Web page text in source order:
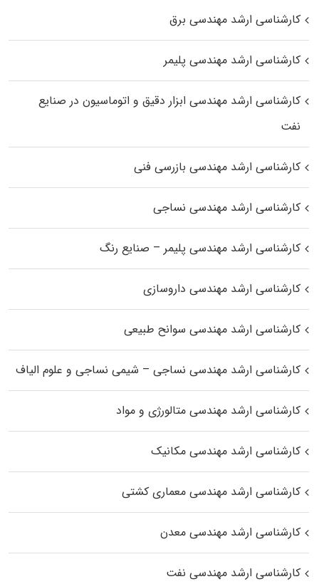
کارشناسی ارشد مهندسی برق
کارشناسی ارشد مهندسی پلیمر
کارشناسی ارشد مهندسی ابزار دقیق و اتوماسیون در صنایع
نفت
کارشناسی ارشد مهندسی بازرسی فنی
کارشناسی ارشد مهندسی نساجی
کارشناسی ارشد مهندسی پلیمر – صنایع رنگ
کارشناسی ارشد مهندسی داروسازی
کارشناسی ارشد مهندسی سوانح طبیعی
کارشناسی ارشد مهندسی نساجی – شیمی نساجی و علوم الیاف
کارشناسی ارشد مهندسی متالورژی و مواد
کارشناسی ارشد مهندسی مکانیک
کارشناسی ارشد مهندسی معماری کشتی
کارشناسی ارشد مهندسی معدن
کارشناسی ارشد مهندسی نفت